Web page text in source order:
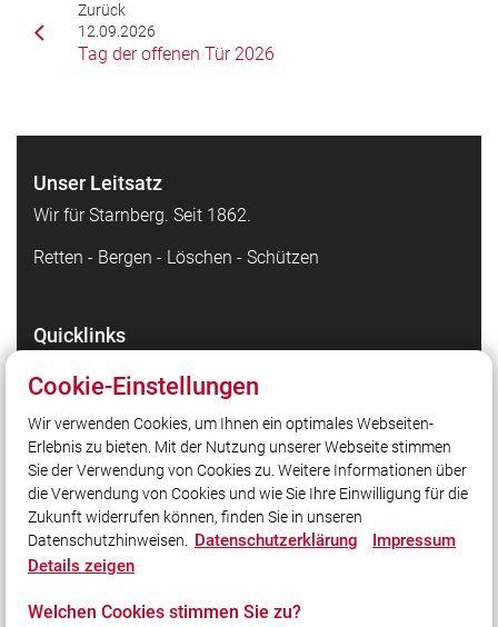
Zurück
12.09.2026
Tag der offenen Tür 2026
Unser Leitsatz
Wir für Starnberg. Seit 1862.
Retten - Bergen - Löschen - Schützen
Quicklinks
Instagram - Bilder unserer Arbeit
TikTok - Kurzvideos zu unserer Arbeit
Stadt Starnberg
Kreisfeuerwehrverband Starnberg
Social Media
Bleiben Sie mit uns in Kontakt und vernetzen Sie sich
Cookie-Einstellungen
Wir verwenden Cookies, um Ihnen ein optimales Webseiten-
Erlebnis zu bieten. Mit der Nutzung unserer Webseite stimmen
Sie der Verwendung von Cookies zu. Weitere Informationen über
die Verwendung von Cookies und wie Sie Ihre Einwilligung für die
Zukunft widerrufen können, finden Sie in unseren
Datenschutzhinweisen. Datenschutzerklärung
Impressum
Details zeigen
Welchen Cookies stimmen Sie zu?